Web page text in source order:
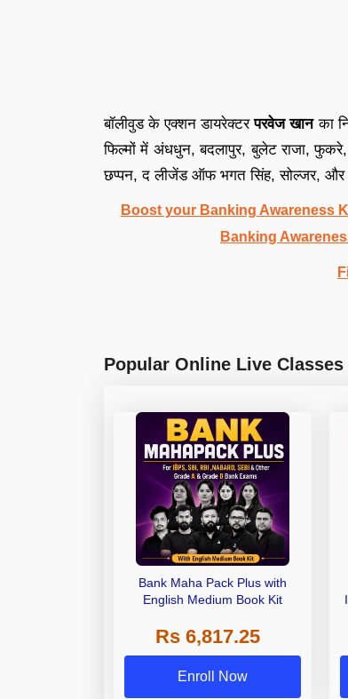
बॉलीवुड के एक्शन डायरेक्टरपरवेज खानका
फिल्मों में अंधधुन, बदलापुर, बुलेट राजा,
छप्पन, द लीजेंड ऑफ भगत सिंह, सोल्जर, और
Boost your Banking Awareness
Banking
Popular Online Live Classes
Bank Maha Pack Plus with
English Medium Book Kit
Rs 6,817.25
Enroll Now